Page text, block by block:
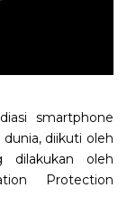
smartphone
diikuti oleh
dilakukan oleh
Protection